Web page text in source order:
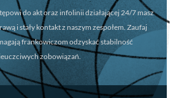
do akt oraz infolinii działającej 24/7 masz
i stały kontakt z naszym zespołem. Zaufaj
frankowiczom odzyskać stabilność
zobowiązań.